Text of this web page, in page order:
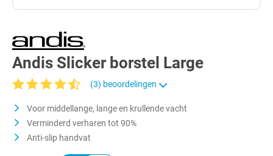
Andis Slicker borstel Large
(3) beoordelingen
Voor middellange, lange en krullende vacht
Verminderd verharen tot 90%
Anti-slip handvat